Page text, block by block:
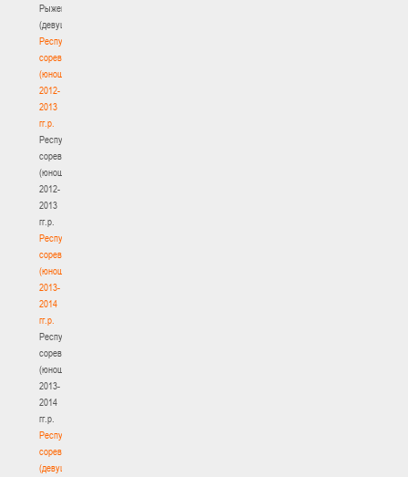
Рыженкова
(девушки)
Республиканские
соревнования
(юноши)
2012-
2013
гг.р.
Республиканские
соревнования
(юноши)
2012-
2013
гг.р.
Республиканские
соревнования
(юноши)
2013-
2014
гг.р.
Республиканские
соревнования
(юноши)
2013-
2014
гг.р.
Республиканские
соревнования
(девушки)